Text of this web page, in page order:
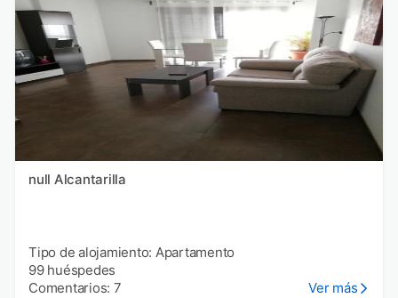
null Alcantarilla
Tipo de alojamiento: Apartamento
99 huéspedes
Comentarios: 7
Ver más